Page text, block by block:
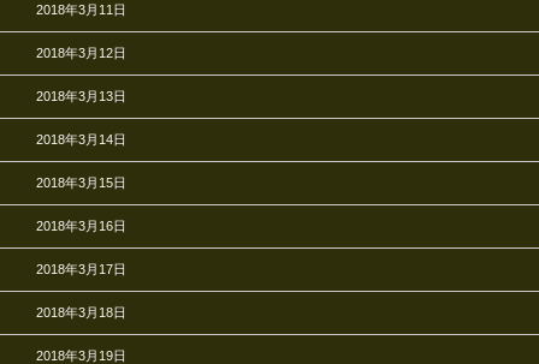
2018年3月11日
2018年3月12日
2018年3月13日
2018年3月14日
2018年3月15日
2018年3月16日
2018年3月17日
2018年3月18日
2018年3月19日